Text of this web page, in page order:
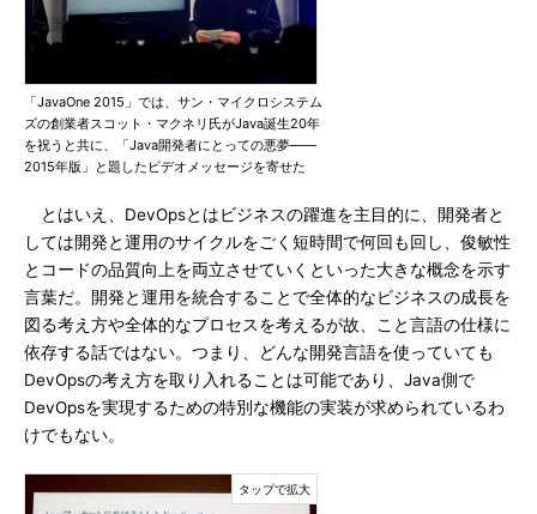
「JavaOne 2015」では、サン・マイクロシステム
ズの創業者スコット・マクネリ氏がJava誕生20年
を祝うと共に、「Java開発者にとっての悪夢――
2015年版」と題したビデオメッセージを寄せた
とはいえ、DevOpsとはビジネスの躍進を主目的に、開発者と
しては開発と運用のサイクルをごく短時間で何回も回し、俊敏性
とコードの品質向上を両立させていくといった大きな概念を示す
言葉だ。開発と運用を統合することで全体的なビジネスの成長を
図る考え方や全体的なプロセスを考えるが故、こと言語の仕様に
依存する話ではない。つまり、どんな開発言語を使っていても
DevOpsの考え方を取り入れることは可能であり、Java側で
DevOpsを実現するための特別な機能の実装が求められているわ
けでもない。